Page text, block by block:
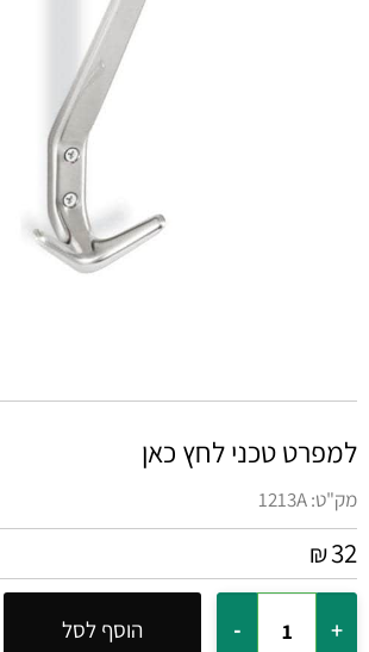
למפרט טכני לחץ כאן
מק"ט:1213A
₪32
הוסף לסל